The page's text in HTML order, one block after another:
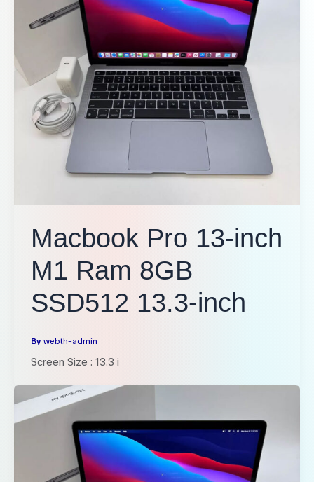
Macbook Pro 13-inch
M1 Ram 8GB
SSD512 13.3-inch
By webth-admin
Screen Size : 13.3 i